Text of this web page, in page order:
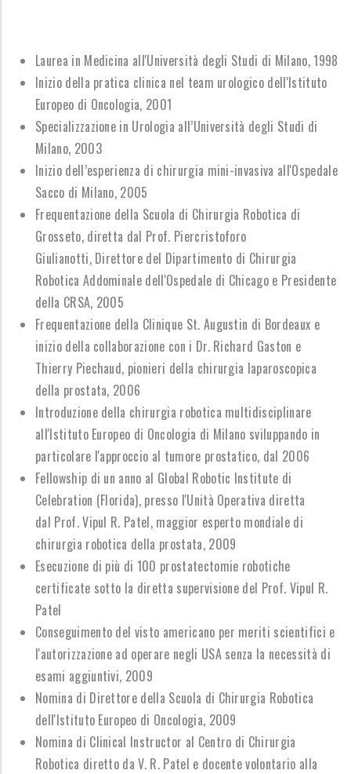
Laurea in Medicina all'Università degli Studi di Milano, 1998
Inizio della pratica clinica nel team urologico dell'Istituto
Europeo di Oncologia, 2001
Specializzazione in Urologia all’Università degli Studi di
Milano, 2003
Inizio dell’esperienza di chirurgia mini-invasiva all'Ospedale
Sacco di Milano, 2005
Frequentazione della Scuola di Chirurgia Robotica di
Grosseto, diretta dal Prof. Piercristoforo
Giulianotti, Direttore del Dipartimento di Chirurgia
Robotica Addominale dell'Ospedale di Chicago e Presidente
della CRSA, 2005
Frequentazione della Clinique St. Augustin di Bordeaux e
inizio della collaborazione con i Dr. Richard Gaston e
Thierry Piechaud, pionieri della chirurgia laparoscopica
della prostata, 2006
Introduzione della chirurgia robotica multidisciplinare
all'Istituto Europeo di Oncologia di Milano sviluppando in
particolare l'approccio al tumore prostatico, dal 2006
Fellowship di un anno al Global Robotic Institute di
Celebration (Florida), presso l'Unità Operativa diretta
dal Prof. Vipul R. Patel, maggior esperto mondiale di
chirurgia robotica della prostata, 2009
Esecuzione di più di 100 prostatectomie robotiche
certificate sotto la diretta supervisione del Prof. Vipul R.
Patel
Conseguimento del visto americano per meriti scientifici e
l'autorizzazione ad operare negli USA senza la necessità di
esami aggiuntivi, 2009
Nomina di Direttore della Scuola di Chirurgia Robotica
dell'Istituto Europeo di Oncologia, 2009
Nomina di Clinical Instructor al Centro di Chirurgia
Robotica diretto da V. R. Patel e docente volontario alla